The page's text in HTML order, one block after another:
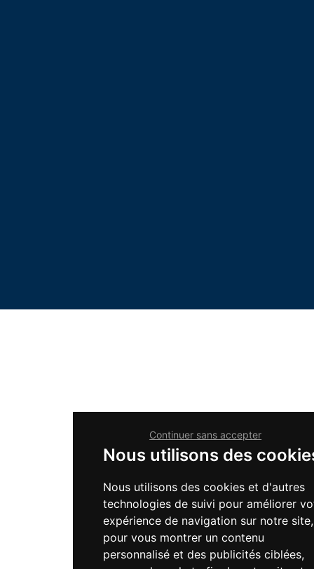
Nous utilisons des
Nous utilisons des cookies et d'autres
technologies de suivi pour améliorer
expérience de navigation sur notre site,
pour vous montrer un contenu
personnalisé et des publicités ciblées,
Continuer sans accepter